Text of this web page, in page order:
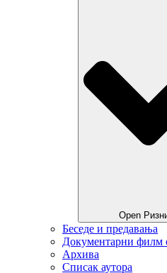
Open
Беседе и предавања
Документарни филм
Архива
Списак аутора